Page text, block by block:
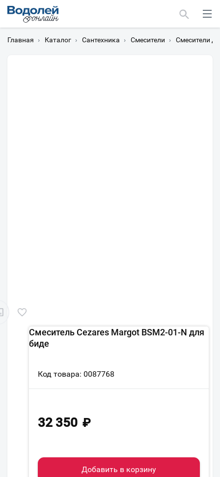
Главная › Каталог › Сантехника › Смесители › Смесители
Смеситель Cezares Margot BSM2-01-N для
биде
Код товара: 0087768
32 350 ₽
Добавить в корзину